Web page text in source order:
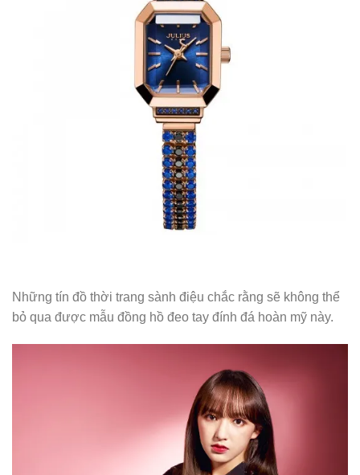
Những tín đồ thời trang sành điệu chắc rằng sẽ không thể
bỏ qua được mẫu đồng hồ đeo tay đính đá hoàn mỹ này.